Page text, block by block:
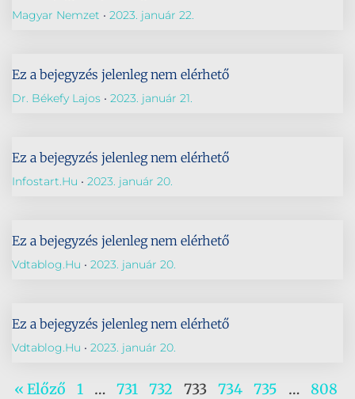
Magyar Nemzet 2023. január 22.
Ez a bejegyzés jelenleg nem elérhető
Dr. Békefy Lajos 2023. január 21.
Ez a bejegyzés jelenleg nem elérhető
Infostart.hu 2023. január 20.
Ez a bejegyzés jelenleg nem elérhető
Vdtablog.hu 2023. január 20.
Ez a bejegyzés jelenleg nem elérhető
Vdtablog.hu 2023. január 20.
« Előző 1 … 731 732 733 734 735 …
808